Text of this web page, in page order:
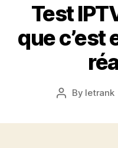
Test
que c’est
Post
By letrank